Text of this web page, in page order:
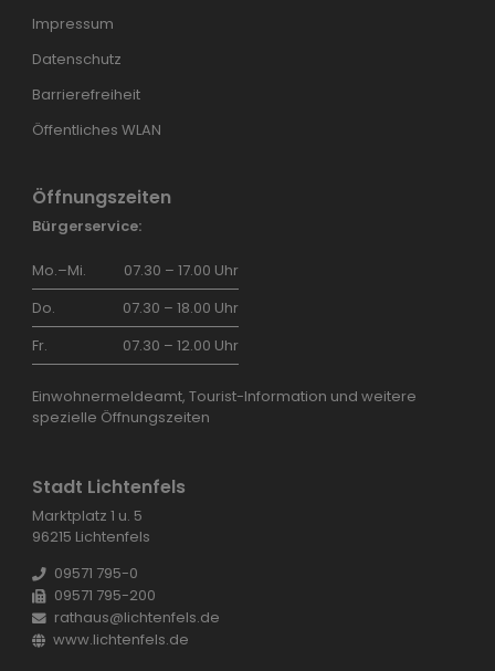
Impressum
Datenschutz
Barrierefreiheit
Öffentliches WLAN
Öffnungszeiten
Bürgerservice:
Mo.–Mi.
07.30 – 17.00 Uhr
Do.
07.30 – 18.00 Uhr
Fr.
07.30 – 12.00 Uhr
Einwohnermeldeamt, Tourist-Information und weitere
spezielle Öffnungszeiten
Stadt Lichtenfels
Marktplatz 1 u. 5
96215 Lichtenfels
09571 795-0
09571 795-200
rathaus@lichtenfels.de
www.lichtenfels.de